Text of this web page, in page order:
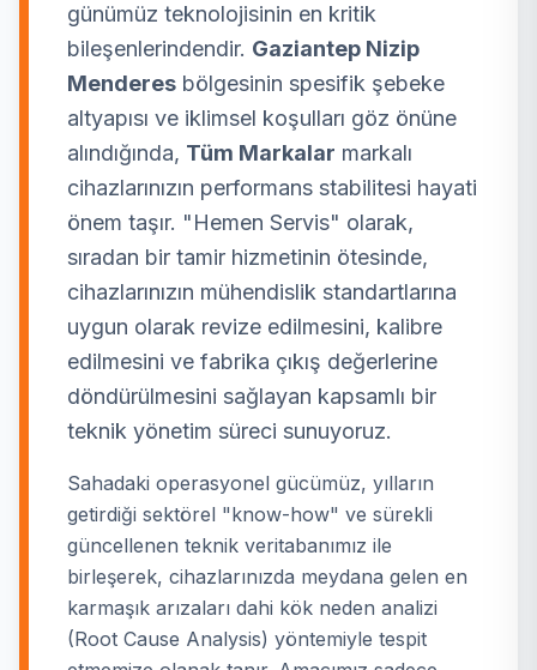
günümüz teknolojisinin en kritik
bileşenlerindendir. Gaziantep Nizip
Menderes bölgesinin spesifik şebeke
altyapısı ve iklimsel koşulları göz önüne
alındığında, Tüm Markalar markalı
cihazlarınızın performans stabilitesi hayati
önem taşır. "Hemen Servis" olarak,
sıradan bir tamir hizmetinin ötesinde,
cihazlarınızın mühendislik standartlarına
uygun olarak revize edilmesini, kalibre
edilmesini ve fabrika çıkış değerlerine
döndürülmesini sağlayan kapsamlı bir
teknik yönetim süreci sunuyoruz.
Sahadaki operasyonel gücümüz, yılların
getirdiği sektörel "know-how" ve sürekli
güncellenen teknik veritabanımız ile
birleşerek, cihazlarınızda meydana gelen en
karmaşık arızaları dahi kök neden analizi
(Root Cause Analysis) yöntemiyle tespit